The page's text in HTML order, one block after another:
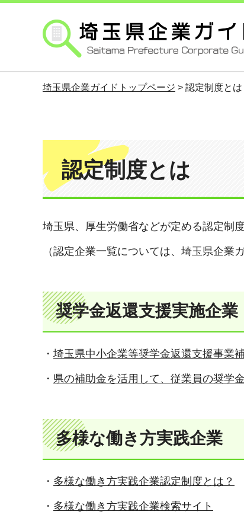
埼玉県企業ガイド
埼玉県企業ガイドトップページ > 認定制度とは
認定制度とは
埼玉県、厚生労働省などが定める認定制
（認定企業一覧については、埼玉県企業
奨学金返還支援実施企業
・ 埼玉県中小企業等奨学金返還支援事業
・ 県の補助金を活用して、従業員の奨学
多様な働き方実践企業
・ 多様な働き方実践企業認定制度とは？
・ 多様な働き方実践企業検索サイト